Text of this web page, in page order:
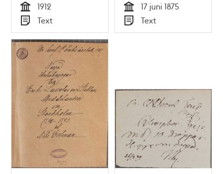
Tid
1912
Typ
Text Tid
17 juni 1875
Typ
Text